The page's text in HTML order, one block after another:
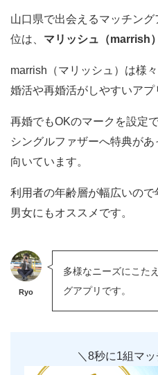
山口県で出会えるマッチン
位は、 マリッシュ（marrish）
marrish（マリッシュ）は様
婚活や再婚活がしやすいアプ
再婚でもOKのマークを設定
シングルファザーへ特典が
向いています。
利用者の年齢層が幅広いの
男女にもオススメです。
Ryo
多様なニーズにこた
グアプリです。
＼8秒に1組マ